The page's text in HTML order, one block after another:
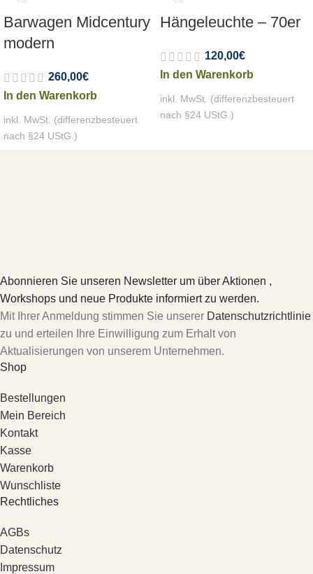
Barwagen Midcentury
modern
260,00€
In den Warenkorb
inkl. MwSt. (differenzbesteuert
nach §24 UStG.)
Hängeleuchte – 70er
120,00€
In den Warenkorb
inkl. MwSt. (differenzbesteuert
nach §24 UStG.)
Abonnieren Sie unseren Newsletter um über Aktionen ,
Workshops und neue Produkte informiert zu werden.
Mit Ihrer Anmeldung stimmen Sie unserer Datenschutzrichtlinie
zu und erteilen Ihre Einwilligung zum Erhalt von
Aktualisierungen von unserem Unternehmen.
Shop
Bestellungen
Mein Bereich
Kontakt
Kasse
Warenkorb
Wunschliste
Rechtliches
AGBs
Datenschutz
Impressum